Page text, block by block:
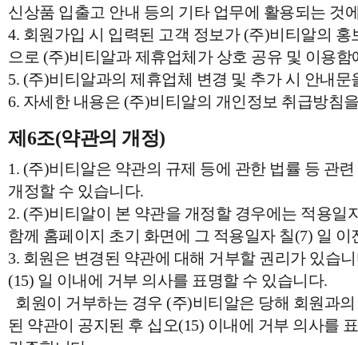
신상품 입출고 안내 등의 기타 업무에 활용되는 것
4. 회원가입 시 입력된 고객 정보가 (주)비티알의
으로 (주)비티알과 제휴업체가 상호 공유 및 이용함
5. (주)비티알과의 제휴업체 변경 및 추가 시 안내
6. 자세한 내용은 (주)비티알의 개인정보 취급방침
제6조(약관의 개정)
1. (주)비티알은 약관의 규제 등에 관한 법률 등 관
개정할 수 있습니다.
2. (주)비티알이 본 약관을 개정할 경우에는 적용일
함께 홈페이지 초기 화면에 그 적용일자 칠(7) 일
3. 회원은 변경된 약관에 대해 거부할 권리가 있습
(15) 일 이내에 거부 의사를 표명할 수 있습니다.
회원이 거부하는 경우 (주)비티알은 당해 회원과
된 약관이 공지된 후 십오(15) 이내에 거부 의사를